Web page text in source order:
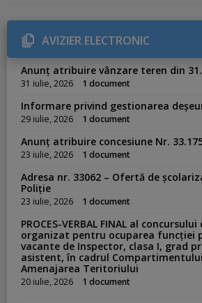
r
i
e
s
AVIZIER ELECTRONIC
Anunț atribuire vânzare teren din
31 iulie, 2026 1 document
Informare privind gestionarea
29 iulie, 2026 1 document
Anunț atribuire concesiune Nr.
23 iulie, 2026 1 document
Adresa nr. 33062 – Ofertă de
Poliție
23 iulie, 2026 1 document
PROCES-VERBAL FINAL al
organizat pentru ocuparea funcției
vacante de Inspector, clasa I, grad
asistent, în cadrul
Amenajarea Teritoriului
20 iulie, 2026 1 document